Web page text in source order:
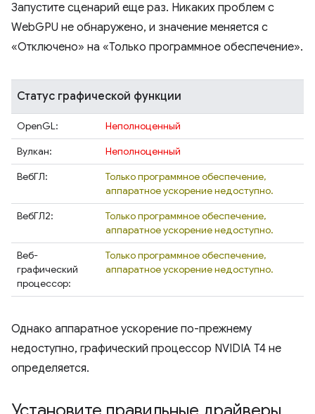
Запустите сценарий еще раз. Никаких проблем с
WebGPU не обнаружено, и значение меняется с
«Отключено» на «Только программное обеспечение».
Статус графической функции
OpenGL:
Неполноценный
Вулкан:
Неполноценный
ВебГЛ:
Только программное обеспечение,
аппаратное ускорение недоступно.
ВебГЛ2:
Только программное обеспечение,
аппаратное ускорение недоступно.
Веб-
графический
процессор:
Только программное обеспечение,
аппаратное ускорение недоступно.
Однако аппаратное ускорение по-прежнему
недоступно, графический процессор NVIDIA T4 не
определяется.